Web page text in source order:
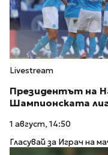
Livestream
Президентът на
Шампионската
1 август, 14:50
Гласувай за Играч на